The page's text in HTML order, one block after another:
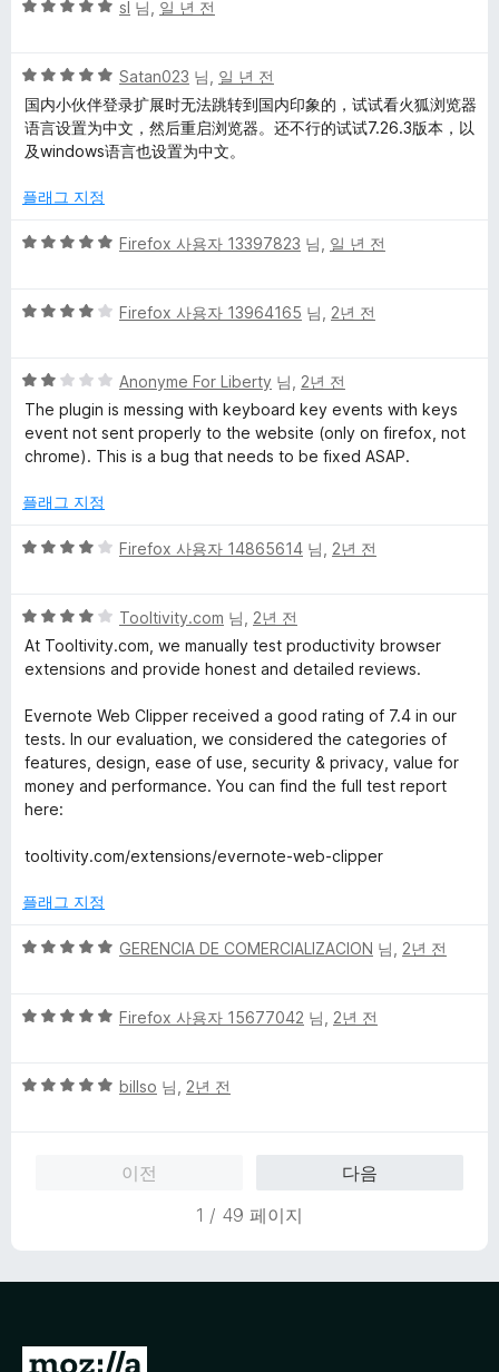
점
점
점
5
점
에
5
점
sl 님, 일 년 전
5
점
만
점
5
Satan023 님, 일 년 전
国内小伙伴登录扩展时无法跳转到国内印象的，试试看火狐浏览器
语言设置为中文，然后重启浏览器。还不行的试试7.26.3版本，以
及windows语言也设置为中文。
플래그 지정
5
점
점
Firefox 사용자 13397823 님, 일 년 전
5
점
에
4
점
Firefox 사용자 13964165 님, 2년 전
5
점
만
점
2
Anonyme For Liberty 님, 2년 전
The plugin is messing with keyboard key events with keys
event not sent properly to the website (only on firefox, not
chrome). This is a bug that needs to be fixed ASAP.
플래그 지정
5
점
에
4
Firefox 사용자 14865614 님, 2년 전
5
점
만
에
4
점
Tooltivity.com 님, 2년 전
At Tooltivity.com, we manually test productivity browser
extensions and provide honest and detailed reviews.
Evernote Web Clipper received a good rating of 7.4 in our
tests. In our evaluation, we considered the categories of
features, design, ease of use, security & privacy, value for
money and performance. You can find the full test report
here:
tooltivity.com/extensions/evernote-web-clipper
플래그 지정
5
점
점
GERENCIA DE COMERCIALIZACION 님, 2년 전
5
점
Firefox 사용자 15677042 님, 2년 전
5
billso 님, 2년 전
이전
다음
1 / 49 페이지
M